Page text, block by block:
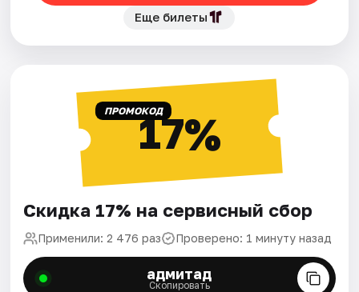
Еще билеты
ПРОМОКОД17%
Скидка 17% на сервисный сбор
Применили: 2 476 раз Проверено: 1 минуту назад
адмитад
Скопировать